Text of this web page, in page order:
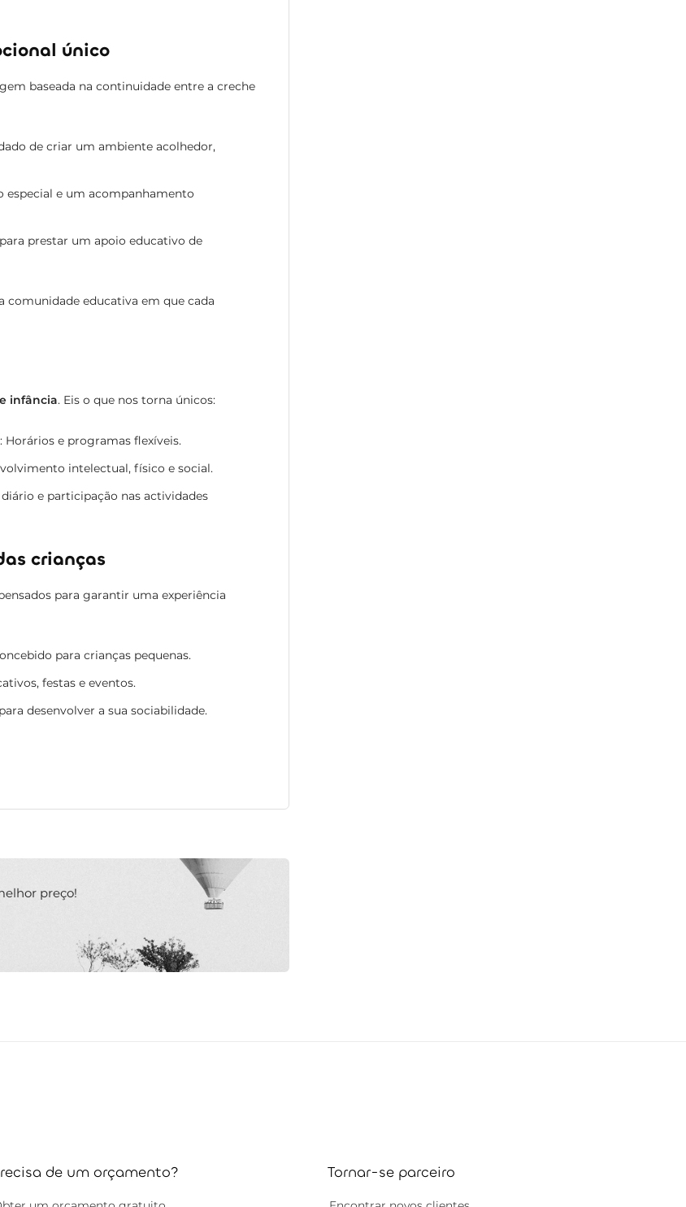
único
baseada na continuidade entre a creche
de criar um ambiente acolhedor,
especial e um acompanhamento
prestar um apoio educativo de
comunidade educativa em que cada
infância. Eis o que nos torna únicos:
Horários e programas flexíveis.
intelectual, físico e social.
e participação nas actividades
crianças
para garantir uma experiência
para crianças pequenas.
festas e eventos.
desenvolver a sua sociabilidade.
preço!
de um orçamento? Tornar-se parceiro